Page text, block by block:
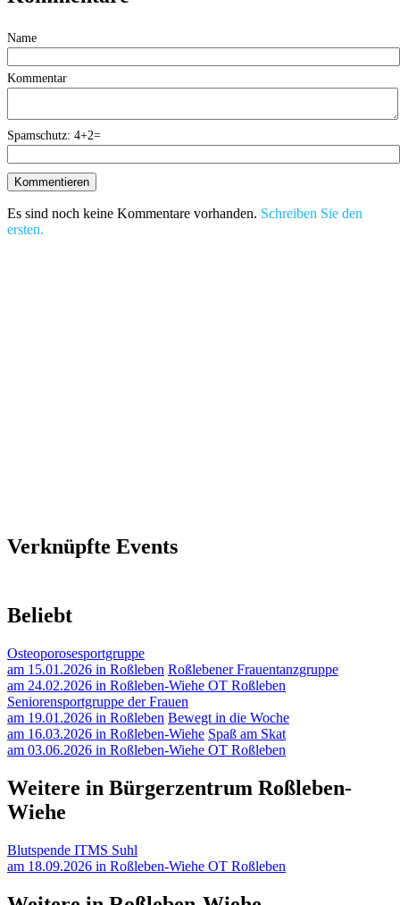
Name
Kommentar
Spamschutz: 4+2=
Es sind noch keine Kommentare vorhanden. Schreiben Sie den
ersten.
Verknüpfte Events
Beliebt
Osteoporosesportgruppe
am 15.01.2026 in Roßleben Roßlebener Frauentanzgruppe
am 24.02.2026 in Roßleben-Wiehe OT Roßleben
Seniorensportgruppe der Frauen
am 19.01.2026 in Roßleben Bewegt in die Woche
am 16.03.2026 in Roßleben-Wiehe Spaß am Skat
am 03.06.2026 in Roßleben-Wiehe OT Roßleben
Weitere in Bürgerzentrum Roßleben-
Wiehe
Blutspende ITMS Suhl
am 18.09.2026 in Roßleben-Wiehe OT Roßleben